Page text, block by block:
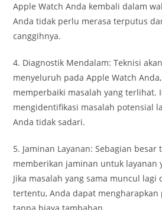
Apple Watch Anda kembali dalam
Anda tidak perlu merasa terputus
canggihnya.
4. Diagnostik Mendalam: Teknisi
menyeluruh pada Apple Watch
memperbaiki masalah yang terlihat.
mengidentifikasi masalah potensial
Anda tidak sadari.
5. Jaminan Layanan: Sebagian
memberikan jaminan untuk layanan
Jika masalah yang sama muncul lagi
tertentu, Anda dapat